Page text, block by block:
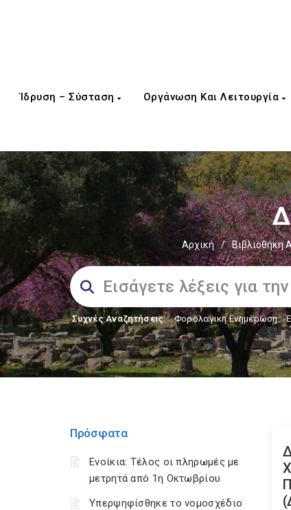
Ίδρυση – Σύσταση Οργάνωση Και Λειτουργία
Αρχική / Βιβλιοθήκη
Συχνές Αναζητήσεις: Φορολογικη Ενημέρωση,
Πρόσφατα
Ενοίκια: Τέλος οι πληρωμές με
μετρητά από 1η Οκτωβρίου
Υπερψηφίσθηκε το νομοσχέδιο